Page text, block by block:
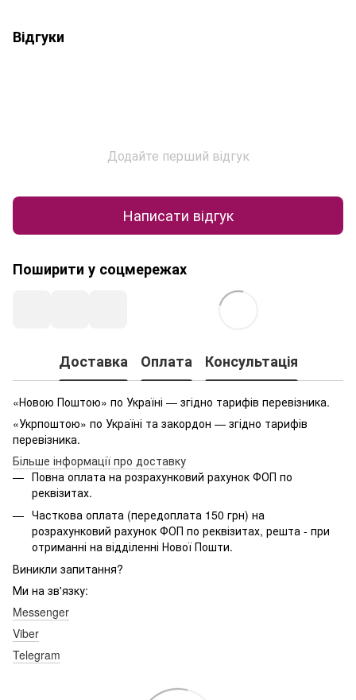
Відгуки
Додайте перший відгук
Написати відгук
Поширити у соцмережах
Доставка Оплата Консультація
«Новою Поштою» по Україні — згідно тарифів перевізника.
«Укрпоштою» по Україні та закордон — згідно тарифів
перевізника.
Більше інформації про доставку
Повна оплата на розрахунковий рахунок ФОП по
реквізитах.
Часткова оплата (передоплата 150 грн) на
розрахунковий рахунок ФОП по реквізитах, решта - при
отриманні на відділенні Нової Пошти.
Виникли запитання?
Ми на зв'язку:
Messenger
Viber
Telegram